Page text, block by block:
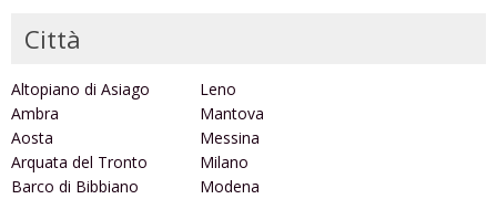
Città
Altopiano di Asiago
Ambra
Aosta
Arquata del Tronto
Barco di Bibbiano
Leno
Mantova
Messina
Milano
Modena